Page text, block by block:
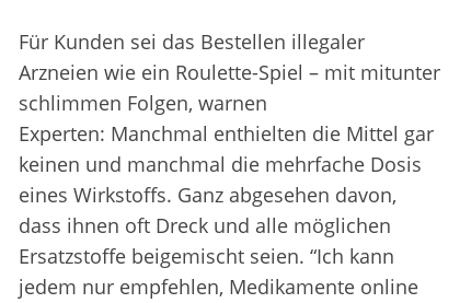
Für Kunden sei das Bestellen illegaler
Arzneien wie ein Roulette-Spiel – mit mitunter
schlimmen Folgen, warnen
Experten: Manchmal enthielten die Mittel gar
keinen und manchmal die mehrfache Dosis
eines Wirkstoffs. Ganz abgesehen davon,
dass ihnen oft Dreck und alle möglichen
Ersatzstoffe beigemischt seien. “Ich kann
jedem nur empfehlen, Medikamente online